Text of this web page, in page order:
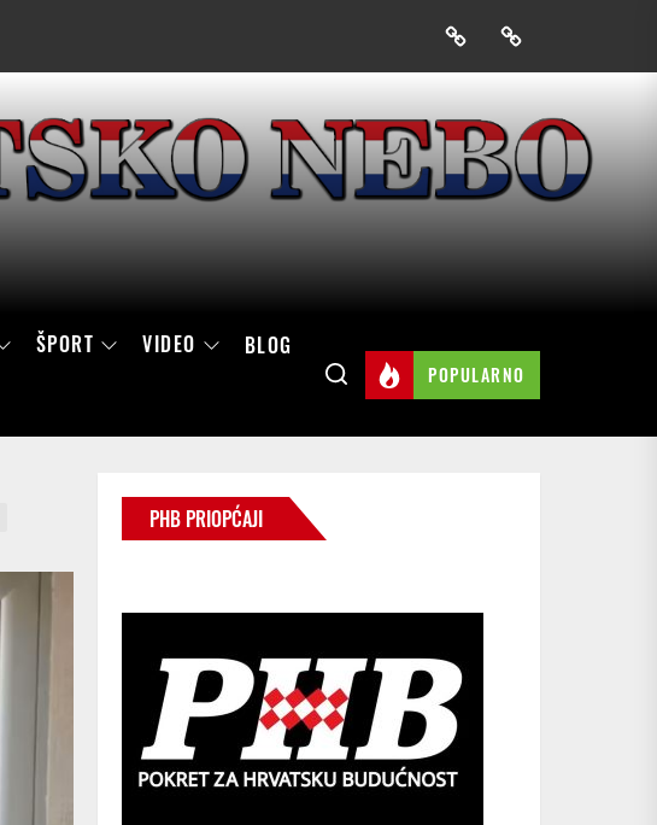
PrijavakSkini
mobilnu
Hrvatskog
neba
ŠPORT VIDEO BLOG
POPULARNO
PHB PRIOPĆAJI